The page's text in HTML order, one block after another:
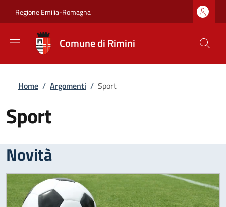
Regione Emilia-Romagna
Comune di Rimini
Briciole di pane
Home / Argomenti / Sport
Sport
Novità